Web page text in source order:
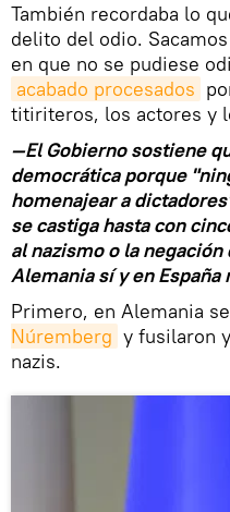
También recordaba lo
delito del odio.
en que no se pudiese
acabado procesados
titiriteros, los actores y
—El Gobierno sostiene
democrática porque
homenajear a
se castiga hasta con
al nazismo o la
Alemania sí y en España
Primero, en Alemania
Núremberg y fusilaron
nazis.